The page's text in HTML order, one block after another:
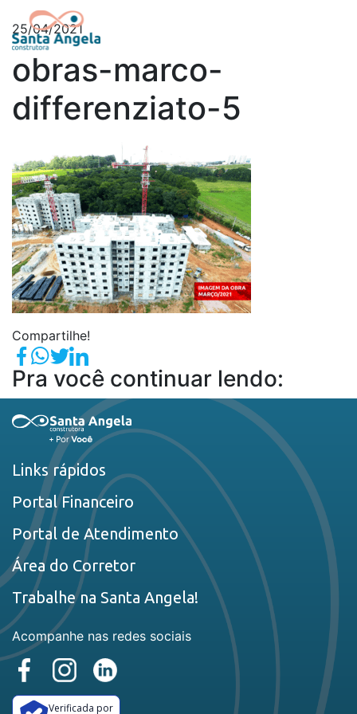
25/04/2021
obras-marco-
differenziato-5
Compartilhe!
Pra você continuar lendo:
Links rápidos
Portal Financeiro
Portal de Atendimento
Área do Corretor
Trabalhe na Santa Angela!
Acompanhe nas redes sociais
Verificada por